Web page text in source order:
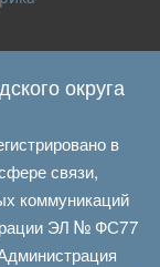
округа
в
связи,
коммуникаций
ЭЛ № ФС77